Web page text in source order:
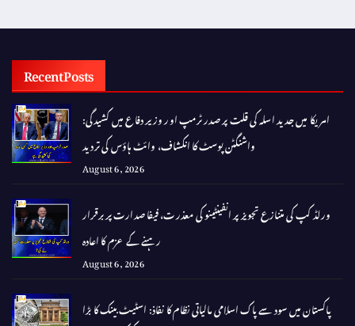
Recent Posts
امریکا میں جدید اسلہ کی قلت پر صدر ٹرمپ اور وزیر دفاع میں کشیدگی:
واشنگٹن پوسٹ کا انکشاف، وائٹ ہاؤس کی تردید
August 6, 2026
ورلڈ کپ کی متنازع تجویز پر انفینٹینو کی معذرت، فیفا صدارت پر برقرار
رہنے کے عزم کا اعادہ
August 6, 2026
پاکستان میں سود سے پاک اسلامی مالیاتی نظام کا نفاذ: اسٹیٹ بینک کا بڑا